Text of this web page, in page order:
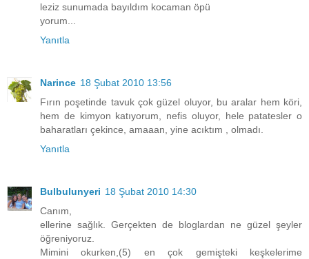
leziz sunumada bayıldım kocaman öpü
yorum...
Yanıtla
Narince 18 Şubat 2010 13:56
Fırın poşetinde tavuk çok güzel oluyor, bu aralar hem köri,
hem de kimyon katıyorum, nefis oluyor, hele patatesler o
baharatları çekince, amaaan, yine acıktım , olmadı.
Yanıtla
Bulbulunyeri 18 Şubat 2010 14:30
Canım,
ellerine sağlık. Gerçekten de bloglardan ne güzel şeyler
öğreniyoruz.
Mimini okurken,(5) en çok gemişteki keşkelerime